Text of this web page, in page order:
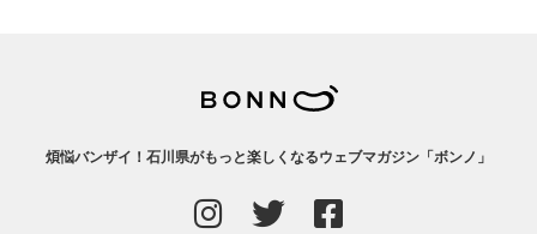
煩悩バンザイ！石川県がもっと楽しくなるウェブマガジン「ボンノ」